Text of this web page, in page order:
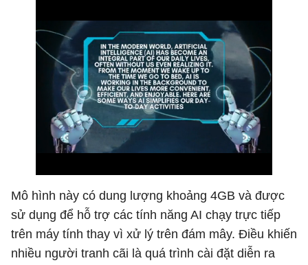
Mô hình này có dung lượng khoảng 4GB và được
sử dụng để hỗ trợ các tính năng AI chạy trực tiếp
trên máy tính thay vì xử lý trên đám mây. Điều khiến
nhiều người tranh cãi là quá trình cài đặt diễn ra